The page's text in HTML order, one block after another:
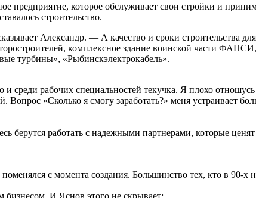
предприятие, которое обслуживает свои стройки и
строительство.
Александр. — А качество и сроки строительства
комплексное здание воинской части
турбины», «Рыбинскэлектрокабель».
рабочих специальностей текучка. Я плохо отношусь
Вопрос «Сколько я смогу заработать?» меня устраивает
берутся работать с надежными партнерами, которые ценят
с момента создания. Большинство тех, кто в 90-х
И Яснов этого не скрывает: